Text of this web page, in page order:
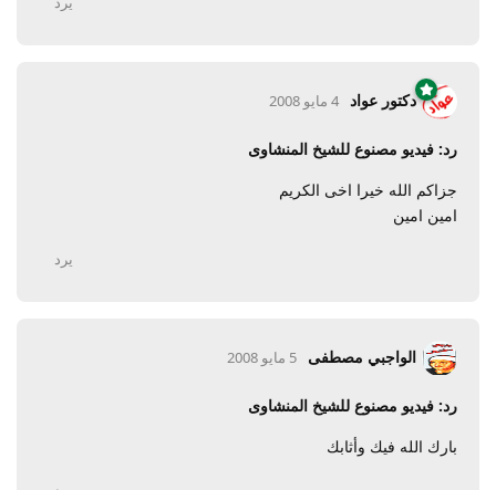
دكتور عواد 4 مايو 2008
رد: فيديو مصنوع للشيخ المنشاوى
جزاكم الله خيرا اخى الكريم
امين امين
يرد
الواجبي مصطفى 5 مايو 2008
رد: فيديو مصنوع للشيخ المنشاوى
بارك الله فيك وأثابك